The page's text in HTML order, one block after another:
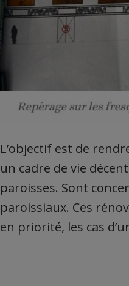
L’objectif est de
un cadre de vie
paroisses. Sont
paroissiaux. Ces
en priorité, les cas